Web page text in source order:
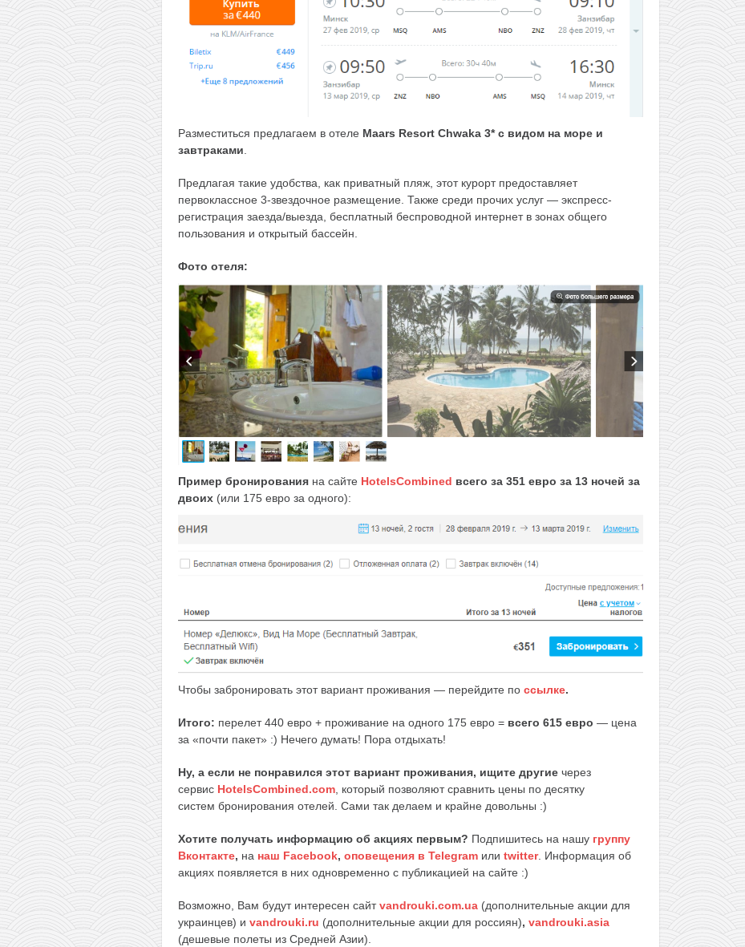
Разместиться предлагаем в отеле Maars Resort Chwaka 3* с видом на море и
завтраками
Предлагая такие удобства, как приватный пляж, этот курорт предоставляет
первоклассное 3-звездочное размещение. Также среди прочих услуг — экспресс-
регистрация заезда/выезда, бесплатный беспроводной интернет в зонах общего
пользования и открытый бассейн.
Фото отеля:
Пример бронирования на сайте HotelsCombined всего за 351 евро за 13 ночей за
двоих (или 175 евро за одного):
Чтобы забронировать этот вариант проживания — перейдите по ссылке.
Итого: перелет 440 евро + проживание на одного 175 евро = всего 615 евро — цена
за «почти пакет» :) Нечего думать! Пора отдыхать!
Ну, а если не понравился этот вариант проживания, ищите другие через
сервис HotelsCombined.com, который позволяют сравнить цены по десятку
систем бронирования отелей. Сами так делаем и крайне довольны :)
Хотите получать информацию об акциях первым? Подпишитесь на нашу группу
Вконтакте, на наш Facebook, оповещения в Telegram или twitter. Информация об
акциях появляется в них одновременно с публикацией на сайте :)
Возможно, Вам будут интересен сайтvandrouki.com.ua (дополнительные акции для
украинцев) и vandrouki.ru (дополнительные акции для россиян), vandrouki.asia
(дешевые полеты из Средней Азии).